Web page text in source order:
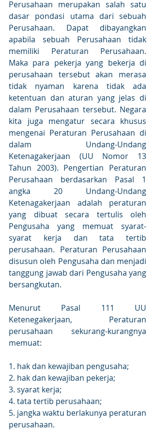
Perusahaan merupakan salah satu
dasar pondasi utama dari sebuah
Perusahaan. Dapat dibayangkan
apabila sebuah Perusahaan tidak
memiliki Peraturan Perusahaan.
Maka para pekerja yang bekerja di
perusahaan tersebut akan merasa
tidak nyaman karena tidak ada
ketentuan dan aturan yang jelas di
dalam Perusahaan tersebut. Negara
kita juga mengatur secara khusus
mengenai Peraturan Perusahaan di
dalam Undang-Undang
Ketenagakerjaan (UU Nomor 13
Tahun 2003). Pengertian Peraturan
Perusahaan berdasarkan Pasal 1
angka 20 Undang-Undang
Ketenagakerjaan adalah peraturan
yang dibuat secara tertulis oleh
Pengusaha yang memuat syarat-
syarat kerja dan tata tertib
perusahaan. Peraturan Perusahaan
disusun oleh Pengusaha dan menjadi
tanggung jawab dari Pengusaha yang
bersangkutan.
Menurut Pasal 111 UU
Ketenegakerjaan, Peraturan
perusahaan sekurang-kurangnya
memuat:
1. hak dan kewajiban pengusaha;
2. hak dan kewajiban pekerja;
3. syarat kerja;
4. tata tertib perusahaan;
5. jangka waktu berlakunya peraturan
perusahaan.